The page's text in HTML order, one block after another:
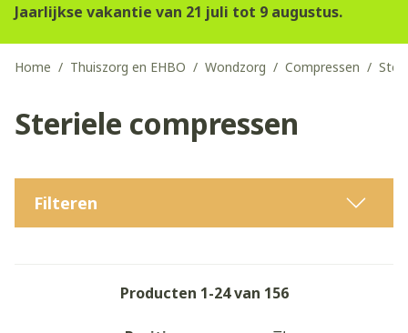
Jaarlijkse vakantie van 21 juli tot 9 augustus.
Home / Thuiszorg en EHBO / Wondzorg / Compressen /
Steriele compressen
Filteren
Producten 1-24van 156